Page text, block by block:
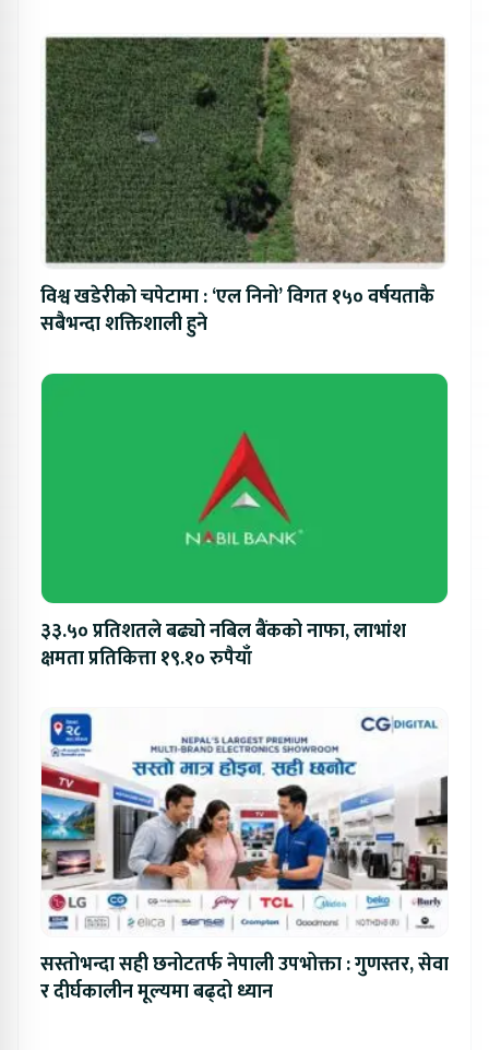
विश्व खडेरीको चपेटामा : ‘एल निनो’ विगत १५० वर्षयताकै
सबैभन्दा शक्तिशाली हुने
३३.५० प्रतिशतले बढ्यो नबिल बैंकको नाफा, लाभांश
क्षमता प्रतिकित्ता १९.१० रुपैयाँ
सस्तोभन्दा सही छनोटतर्फ नेपाली उपभोक्ता : गुणस्तर, सेवा
र दीर्घकालीन मूल्यमा बढ्दो ध्यान